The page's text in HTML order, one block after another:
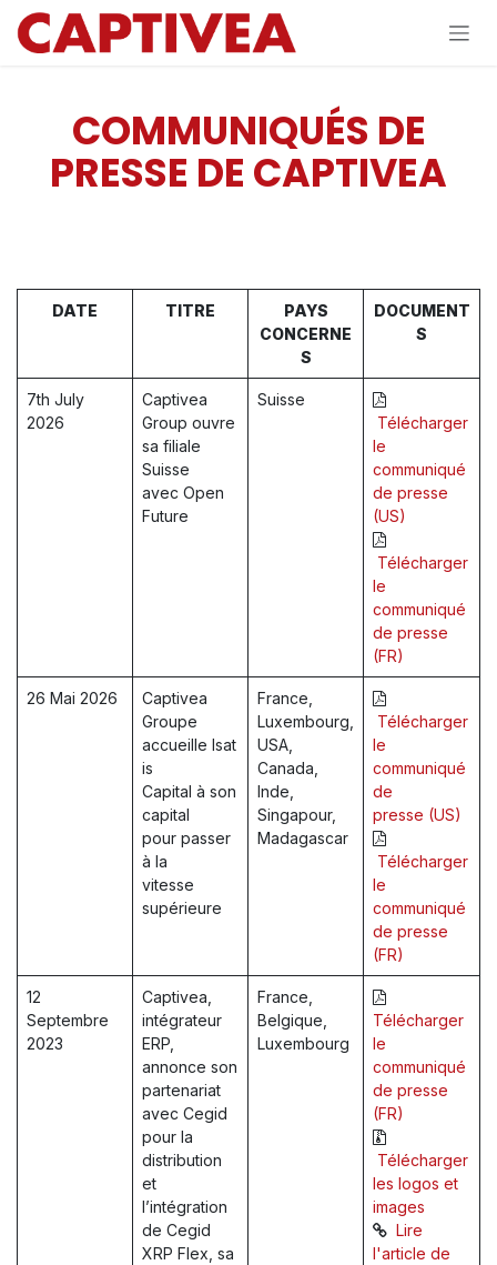
Se rendre au contenu
COMMUNIQUÉS DE
PRESSE DE CAPTIVEA
DATE TITRE
PAYS
CONCERNE
S
DOCUMENT
S
7th July
2026
Captivea
Group ouvre
sa filiale
Suisse
avec Open
Future
Suisse
Télécharger
le
communiqué
de presse
(US)
Télécharger
le
communiqué
de presse
(FR)
26 Mai 2026
Captivea
Groupe
accueille Isat
is
Capital à son
capital
pour passer
à la
vitesse
supérieure
France,
Luxembourg,
USA,
Canada,
Inde,
Singapour,
Madagascar
Télécharger
le
communiqué
de
presse (US)
Télécharger
le
communiqué
de presse
(FR)
12
Septembre
2023
Captivea,
intégrateur
ERP,
annonce son
partenariat
avec Cegid
pour la
distribution
et
l’intégration
de Cegid
XRP Flex, sa
France,
Belgique,
Luxembourg
Télécharger
le
communiqué
de presse
(FR)
Télécharger
les logos et
images
Lire
l'article de